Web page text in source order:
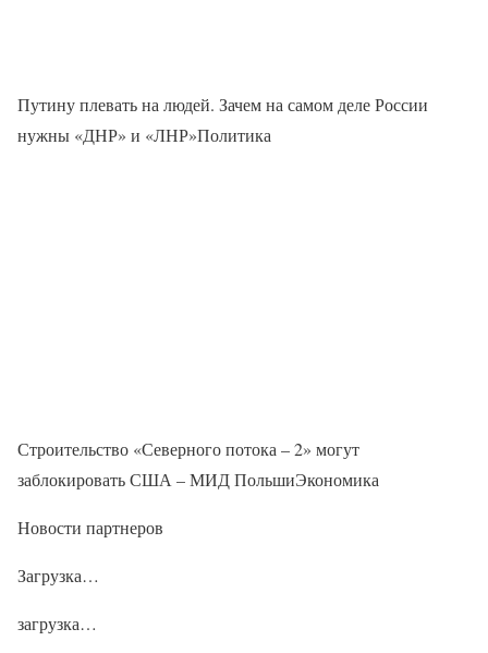
Путину плевать на людей. Зачем на самом деле России
нужны «ДНР» и «ЛНР»Политика
Строительство «Северного потока – 2» могут
заблокировать США – МИД ПольшиЭкономика
Новости партнеров
Загрузка…
загрузка…